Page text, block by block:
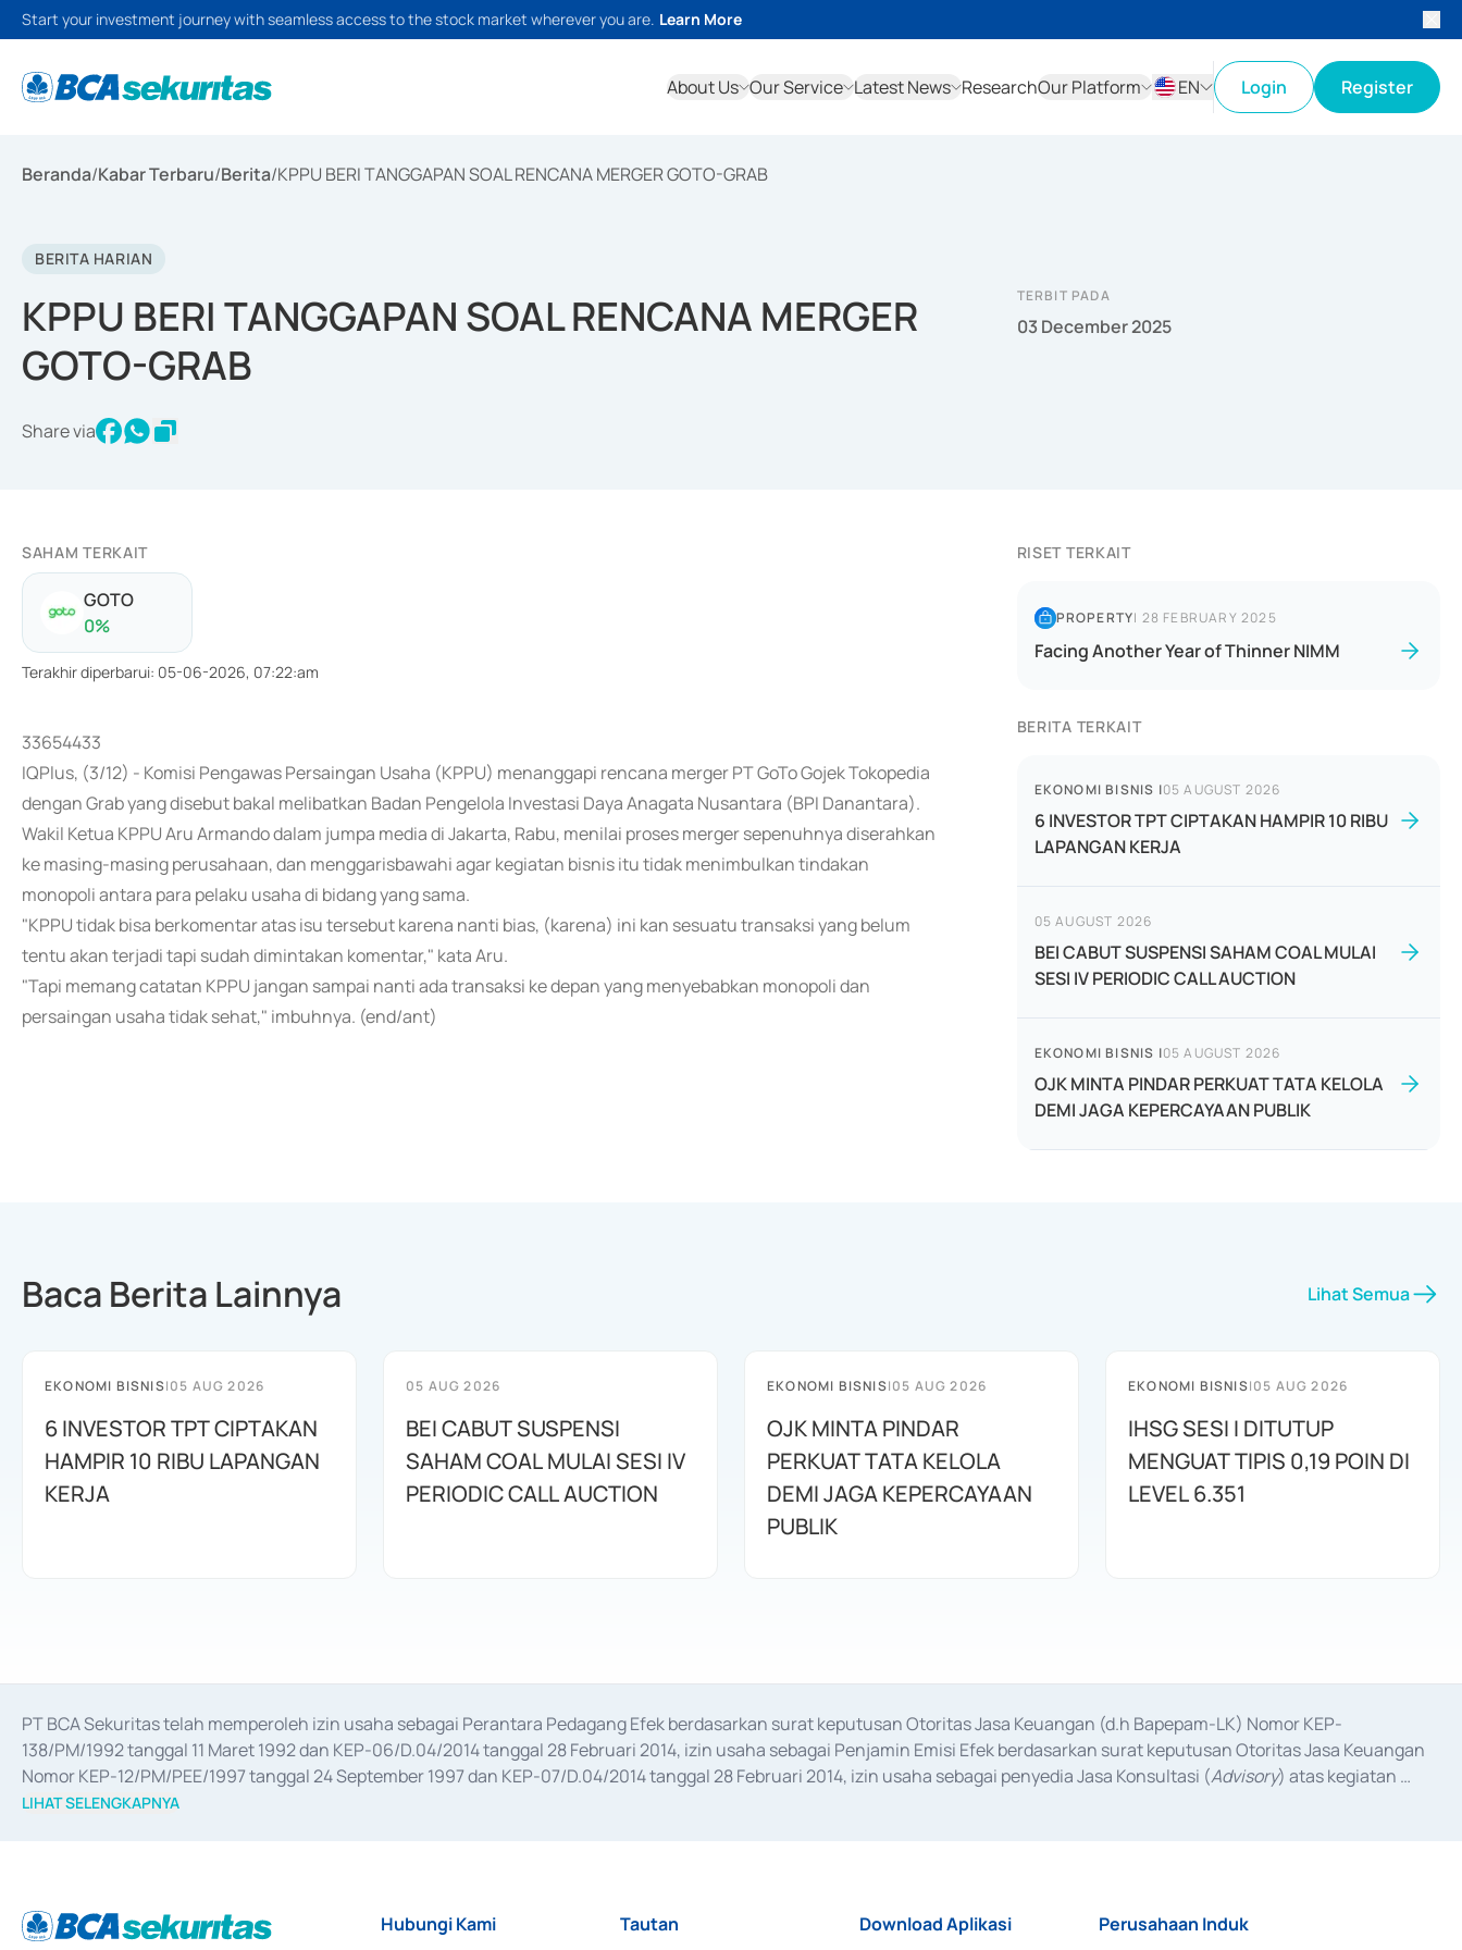
Start your investment journey with seamless access to the stock market wherever you are. Learn More
About Us Our Service Latest News ResearchOur Platform
EN
Login Register
Beranda/Kabar Terbaru/Berita/KPPU BERI TANGGAPAN SOAL RENCANA MERGER GOTO-GRAB
BERITA HARIAN
KPPU BERI TANGGAPAN SOAL RENCANA MERGER
GOTO-GRAB
Share via
TERBIT PADA
03 December 2025
SAHAM TERKAIT
GOTO
0%
Terakhir diperbarui: 05-06-2026, 07:22:am
33654433
IQPlus, (3/12) - Komisi Pengawas Persaingan Usaha (KPPU) menanggapi rencana merger PT GoTo Gojek Tokopedia
dengan Grab yang disebut bakal melibatkan Badan Pengelola Investasi Daya Anagata Nusantara (BPI Danantara).
Wakil Ketua KPPU Aru Armando dalam jumpa media di Jakarta, Rabu, menilai proses merger sepenuhnya diserahkan
ke masing-masing perusahaan, dan menggarisbawahi agar kegiatan bisnis itu tidak menimbulkan tindakan
monopoli antara para pelaku usaha di bidang yang sama.
"KPPU tidak bisa berkomentar atas isu tersebut karena nanti bias, (karena) ini kan sesuatu transaksi yang belum
tentu akan terjadi tapi sudah dimintakan komentar," kata Aru.
"Tapi memang catatan KPPU jangan sampai nanti ada transaksi ke depan yang menyebabkan monopoli dan
persaingan usaha tidak sehat," imbuhnya. (end/ant)
RISET TERKAIT
PROPERTY| 28 FEBRUARY 2025
Facing Another Year of Thinner NIMM
BERITA TERKAIT
EKONOMI BISNIS |05 AUGUST 2026
6 INVESTOR TPT CIPTAKAN HAMPIR 10 RIBU
LAPANGAN KERJA
05 AUGUST 2026
BEI CABUT SUSPENSI SAHAM COAL MULAI
SESI IV PERIODIC CALL AUCTION
EKONOMI BISNIS |05 AUGUST 2026
OJK MINTA PINDAR PERKUAT TATA KELOLA
DEMI JAGA KEPERCAYAAN PUBLIK
Baca Berita Lainnya Lihat Semua
EKONOMI BISNIS|05 AUG 2026
6 INVESTOR TPT CIPTAKAN
HAMPIR 10 RIBU LAPANGAN
KERJA
05 AUG 2026
BEI CABUT SUSPENSI
SAHAM COAL MULAI SESI IV
PERIODIC CALL AUCTION
EKONOMI BISNIS|05 AUG 2026
OJK MINTA PINDAR
PERKUAT TATA KELOLA
DEMI JAGA KEPERCAYAAN
PUBLIK
EKONOMI BISNIS|05 AUG 2026
IHSG SESI I DITUTUP
MENGUAT TIPIS 0,19 POIN DI
LEVEL 6.351
PT BCA Sekuritas telah memperoleh izin usaha sebagai Perantara Pedagang Efek berdasarkan surat keputusan Otoritas Jasa Keuangan (d.h Bapepam-LK) Nomor KEP-
138/PM/1992 tanggal 11 Maret 1992 dan KEP-06/D.04/2014 tanggal 28 Februari 2014, izin usaha sebagai Penjamin Emisi Efek berdasarkan surat keputusan Otoritas Jasa Keuangan
Nomor KEP-12/PM/PEE/1997 tanggal 24 September 1997 dan KEP-07/D.04/2014 tanggal 28 Februari 2014, izin usaha sebagai penyedia Jasa Konsultasi (Advisory) atas kegiatan
merger, akuisisi, divestasi, dan
LIHAT SELENGKAPNYA
Hubungi Kami Tautan Download Aplikasi Perusahaan Induk